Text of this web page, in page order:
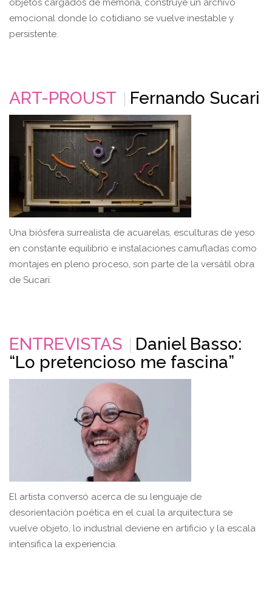
objetos cargados de memoria, construye un archivo
emocional donde lo cotidiano se vuelve inestable y
persistente.
ART-PROUST Fernando Sucari
Una biósfera surrealista de acuarelas, esculturas de yeso
en constante equilibrio e instalaciones camufladas como
montajes en pleno proceso, son parte de la versátil obra
de Sucari.
ENTREVISTAS
Daniel Basso:
“Lo pretencioso me fascina”
El artista conversó acerca de su lenguaje de
desorientación poética en el cual la arquitectura se
vuelve objeto, lo industrial deviene en artificio y la escala
intensifica la experiencia.